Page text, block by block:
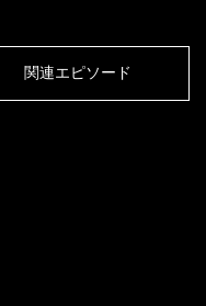
関連エピソード